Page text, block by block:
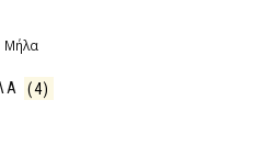
(4)